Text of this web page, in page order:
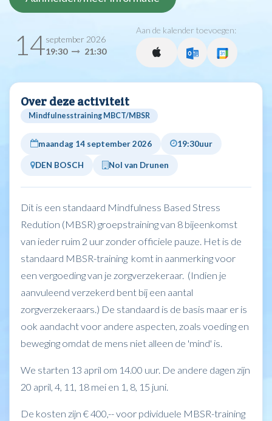
14september 2026
19:30
21:30
Aan de kalender toevoegen:
Over deze activiteit
Mindfulnesstraining MBCT/MBSR
maandag 14 september 2026 19:30uur
DEN BOSCH Nol van Drunen
Dit is een standaard Mindfulness Based Stress
Redution (MBSR) groepstraining van 8 bijeenkomst
van ieder ruim 2 uur zonder officiele pauze. Het is de
standaard MBSR-training komt in aanmerking voor
een vergoeding van je zorgverzekeraar. (Indien je
aanvuleend verzekerd bent bij een aantal
zorgverzekeraars.) De standaard is de basis maar er is
ook aandacht voor andere aspecten, zoals voeding en
beweging omdat de mens niet alleen de 'mind' is.
We starten 13 april om 14.00 uur. De andere dagen zijn
20 april, 4, 11, 18 mei en 1, 8, 15 juni.
De kosten zijn € 400,-- voor pdividuele MBSR-training